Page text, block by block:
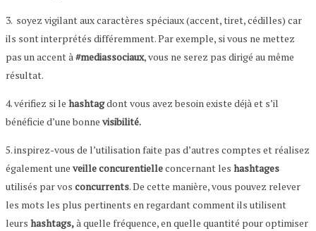
3. soyez vigilant aux caractères spéciaux (accent, tiret, cédilles) car
ils sont interprétés différemment. Par exemple, si vous ne mettez
pas un accent à#mediassociaux, vous ne serez pas dirigé au même
résultat.
4. vérifiez si le hashtagdont vous avez besoin existe déjà et s’il
bénéficie d’une bonne visibilité.
5. inspirez-vous de l’utilisation faite pas d’autres comptes et réalisez
également une veille concurentielleconcernant les hashtages
utilisés par vos concurrents. De cette manière, vous pouvez relever
les mots les plus pertinents en regardant comment ils utilisent
leurs hashtags,à quelle fréquence, en quelle quantité pour optimiser